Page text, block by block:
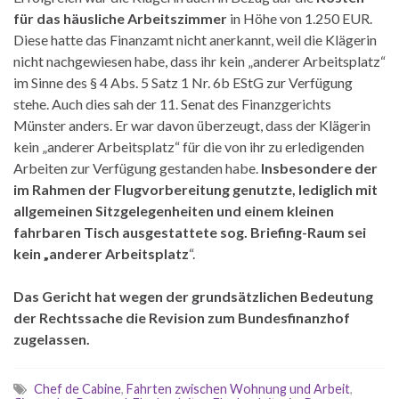
für das häusliche Arbeitszimmer in Höhe von 1.250 EUR.
Diese hatte das Finanzamt nicht anerkannt, weil die Klägerin
nicht nachgewiesen habe, dass ihr kein „anderer Arbeitsplatz“
im Sinne des § 4 Abs. 5 Satz 1 Nr. 6b EStG zur Verfügung
stehe. Auch dies sah der 11. Senat des Finanzgerichts
Münster anders. Er war davon überzeugt, dass der Klägerin
kein „anderer Arbeitsplatz“ für die von ihr zu erledigenden
Arbeiten zur Verfügung gestanden habe. Insbesondere der
im Rahmen der Flugvorbereitung genutzte, lediglich mit
allgemeinen Sitzgelegenheiten und einem kleinen
fahrbaren Tisch ausgestattete sog. Briefing-Raum sei
kein „anderer Arbeitsplatz“.
Das Gericht hat wegen der grundsätzlichen Bedeutung
der Rechtssache die Revision zum Bundesfinanzhof
zugelassen.
Chef de Cabine, Fahrten zwischen Wohnung und Arbeit,